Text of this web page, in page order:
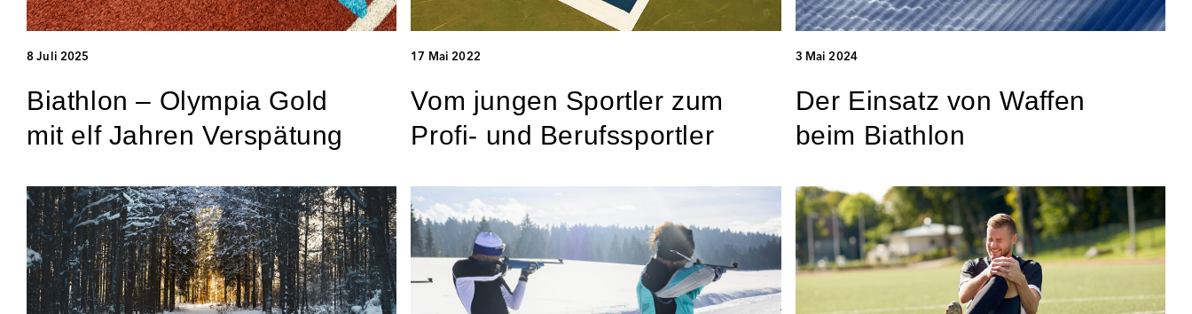
8 Juli 2025
Biathlon – Olympia Gold
mit elf Jahren Verspätung
17 Mai 2022
Vom jungen Sportler zum
Profi- und Berufssportler
3 Mai 2024
Der Einsatz von Waffen
beim Biathlon